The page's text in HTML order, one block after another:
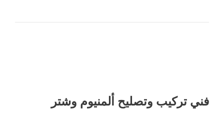
فني تركيب وتصليح ألمنيوم وشتر